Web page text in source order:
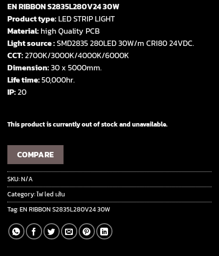
EN RIBBON S2835L280V24 30W
Product type: LED STRIP LIGHT
Material: high Quality PCB
Light source :SMD2835 280LED 30W/m CRI80 24VDC.
CCT:2700K/3000K/4000K/6000K
Dimension:30 x 5000mm.
Life time:50,000hr.
IP:20
This product is currently out of stock and unavailable.
COMPARE
SKU:N/A
Category:ไฟ led เส้น
Tag:EN RIBBON S2835L280V24 30W